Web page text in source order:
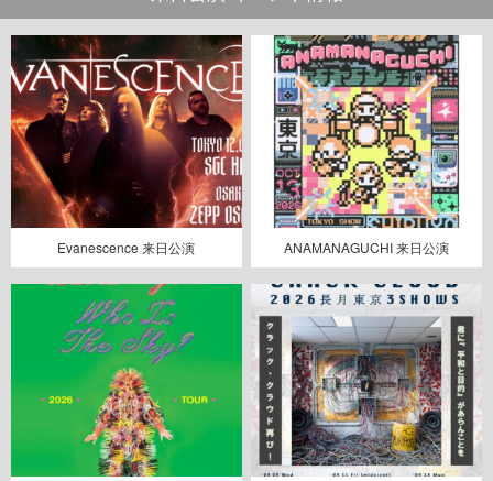
Evanescence 来日公演 ANAMANAGUCHI 来日公演